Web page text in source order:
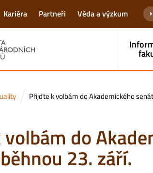
Kariéra Partneři Věda a výzkum
Přijďte k volbám do Akademického
do
23. září.